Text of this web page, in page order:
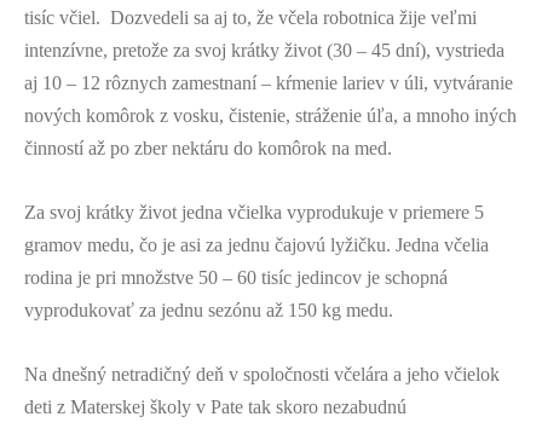
tisíc včiel. Dozvedeli sa aj to, že včela robotnica žije veľmi
intenzívne, pretože za svoj krátky život (30 – 45 dní), vystrieda
aj 10 – 12 rôznych zamestnaní – kŕmenie lariev v úli, vytváranie
nových komôrok z vosku, čistenie, stráženie úľa, a mnoho iných
činností až po zber nektáru do komôrok na med.
Za svoj krátky život jedna včielka vyprodukuje v priemere 5
gramov medu, čo je asi za jednu čajovú lyžičku. Jedna včelia
rodina je pri množstve 50 – 60 tisíc jedincov je schopná
vyprodukovať za jednu sezónu až 150 kg medu.
Na dnešný netradičný deň v spoločnosti včelára a jeho včielok
deti z Materskej školy v Pate tak skoro nezabudnú